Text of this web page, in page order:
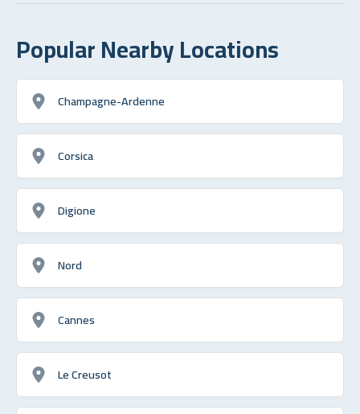
Popular Nearby Locations
Champagne-Ardenne
Corsica
Digione
Nord
Cannes
Le Creusot